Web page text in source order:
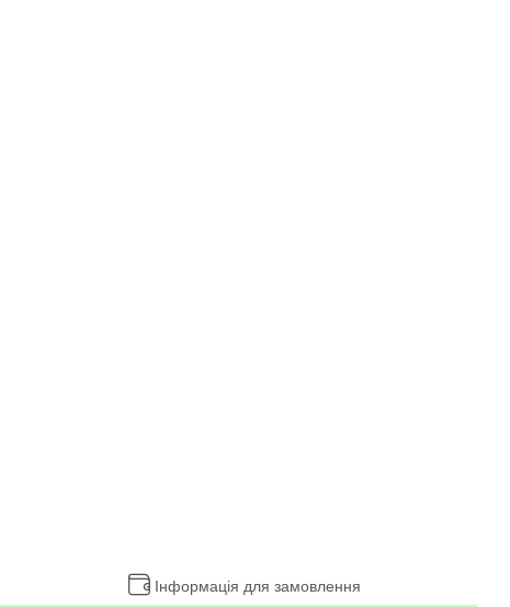
Інформація для замовлення